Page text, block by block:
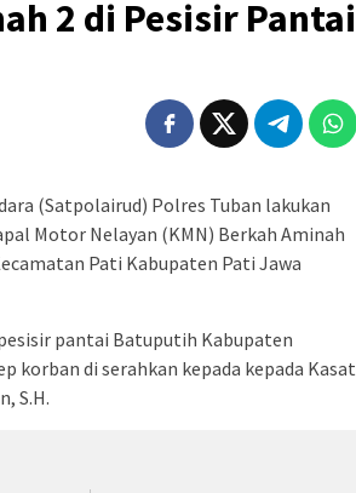
2 di Pesisir Pantai
(Satpolairud) Polres Tuban lakukan
Motor Nelayan (KMN) Berkah Aminah
Pati Kabupaten Pati Jawa
pantai Batuputih Kabupaten
korban di serahkan kepada kepada Kasat
S.H.